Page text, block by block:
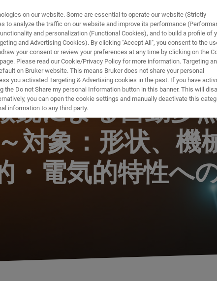
ПРОДУКТЫ И РЕШЕНИЯ
鏡による自動多
対象：形状、機
・電気的特性へ
on our website. Some are essential to operate our website (Strictly
to analyze the traffic on our website and improve its performance
and personalization (Functional Cookies), and to build a profile of
and Advertising Cookies). By clicking "Accept All", you consent to the
your consent or review your preferences at any time by clicking on the
Please read our Cookie/Privacy Policy for more information. Targeting
on Bruker website. This means Bruker does not share your personal
you activated Targeting & Advertising cookies in the past. If you have
the Do not Share my personal Information button in this banner. This will
you can open the cookie settings and manually deactivate this
information to any third party.